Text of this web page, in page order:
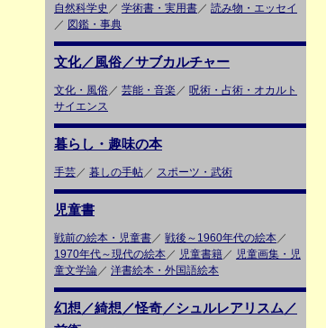
自然科学史 ／ 学術書・実用書／ 読み物・エッセイ
／ 図鑑・事典
文化／風俗／サブカルチャー
文化・風俗／ 芸能・音楽 ／ 呪術・占術・オカルト
サイエンス
暮らし・趣味の本
手芸／ 暮しの手帖／ スポーツ・武術
児童書
戦前の絵本・児童書／ 戦後～1960年代の絵本／
1970年代～現代の絵本／ 児童書籍／ 児童画集・児
童文学論／ 洋書絵本・外国語絵本
幻想／綺想／怪奇／シュルレアリスム／